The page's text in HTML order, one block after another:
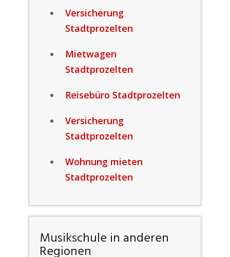
Versicherung
Stadtprozelten
Mietwagen
Stadtprozelten
Reisebüro Stadtprozelten
Versicherung
Stadtprozelten
Wohnung mieten
Stadtprozelten
Musikschule in anderen
Regionen